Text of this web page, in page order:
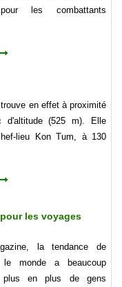
les combattants
trouve en effet à proximité
d'altitude (525 m). Elle
lieu Kon Tum, à 130
les voyages
la tendance de
le monde a beaucoup
plus en plus de gens